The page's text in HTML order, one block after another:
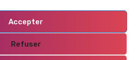
Accepter
Refuser
droits réservés|Blogusby